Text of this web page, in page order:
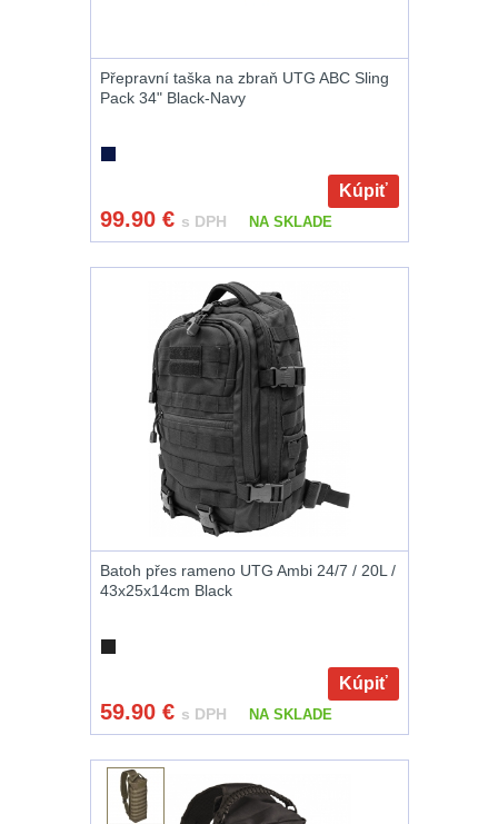
rukojeti
mířidla30
Pistolové rukojeti
Dvojnožky39
Príslušenstvo18
Čistenie zbraní 39
AK4710
10
.243 .260
(6.5mm)7
Přepravní taška na zbraň UTG ABC Sling
Pack 34" Black-Navy
Kúpiť
99.90 € s DPH NA SKLADE
Batoh přes rameno UTG Ambi 24/7 / 20L /
43x25x14cm Black
Kúpiť
59.90 € s DPH NA SKLADE